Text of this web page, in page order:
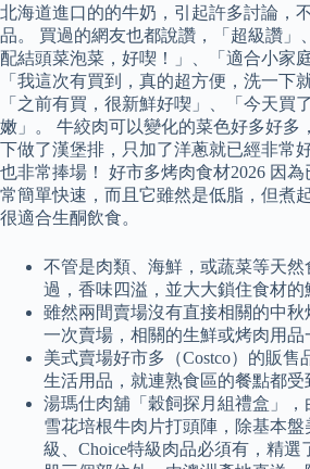
北海道進口的的牛奶，引起許多討論，
品。 買過的網友也都說讚，「超級讚」
配結頭菜泡菜，好喫！」、「適合小家
「我這次有買到，真的超方便，洗一下
「之前有買，很新鮮好喫」、「今天買
嫩」。 牛絞肉可以變化的菜色好多好多
下做了漢堡排，只加了洋蔥就已經非常
也非常捧場！ 好市多烤肉食材2026 因
常簡單快速，而且它雖然是低脂，但煮
很適合生酮飲食。
不管是肉類、海鮮，或蔬菜等天
過，香味四溢，並大大鎖住食材的
雖然兩間賣場沒有直接相關的中
一次賣場，相關的生鮮或烤肉用品
美式賣場好市多（Costco）的販售
生活用品，就連熟食區的餐點都受
湯瑪仕肉舖「穀飼探月組禮盒」，
雪花培根牛肉片打頭陣，除基本盤
級、Choice特級肉品必須有，精選